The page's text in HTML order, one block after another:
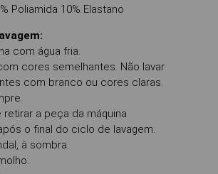
Poliamida 10% Elastano
com água fria.
cores semelhantes. Não lavar
com branco ou cores claras.
a peça da máquina
o final do ciclo de lavagem.
à sombra.